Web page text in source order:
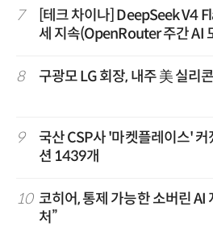
7
[테크 차이나] DeepSeek V4
세 지속(OpenRouter 주간 AI
8 구광모 LG 회장, 내주 美 실리
9
국산 CSP사 '마켓플레이스'
션 1439개
10 코히어, 통제 가능한 소버린
처”